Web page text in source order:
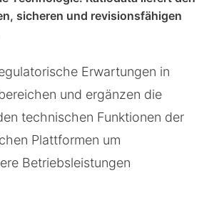
Content Filtering
sicheren und revisionsfähigen
Erwartungen in
und ergänzen die
technischen Funktionen der
Plattformen um
Betriebsleistungen